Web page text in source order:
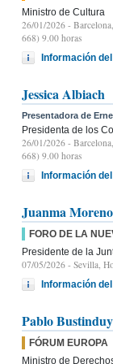
Ministro de Cultura
26/01/2026 -
668) 9.00 horas
Información
Jessica Albiach
Presentadora de
Presidenta de los
26/01/2026 -
668) 9.00 horas
Información
Juanma Moreno
FORO DE LA
Presidente de la
07/05/2026 - Sevilla,
Información
Pablo Bustinduy
FÓRUM EUROPA
Ministro de